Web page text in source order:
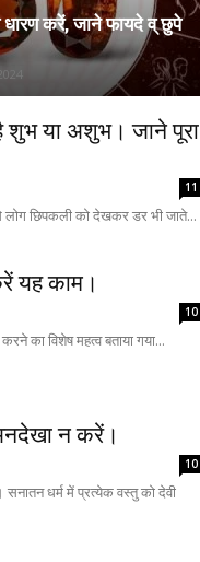
करें, जाने फायदे व् छुपे
शुभ या अशुभ। जाने पूरा
11
लोग छिपकली को देखकर डर भी जाते...
यह काम।
10
का विशेष महत्व बताया गया...
न करें।
10
धर्म में प्रत्येक वस्तु को देवी